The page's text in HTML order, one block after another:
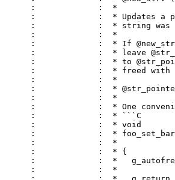
:             :  *
:             :  * Updates a
:             :  * string
:             :  *
:             :  * If
:             :  * leave
:             :  * to
:             :  * freed with
:             :  *
:             :  *
:             :  *
:             :  * One
:             :  * ```C
:             :  * void
:             :  *
:             :  *
:             :  * {
:             :  *
:             :  *